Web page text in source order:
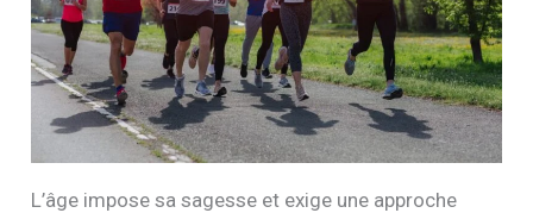
L’âge impose sa sagesse et exige une approche